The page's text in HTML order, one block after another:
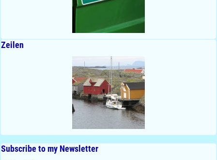
Zeilen
Subscribe to my Newsletter